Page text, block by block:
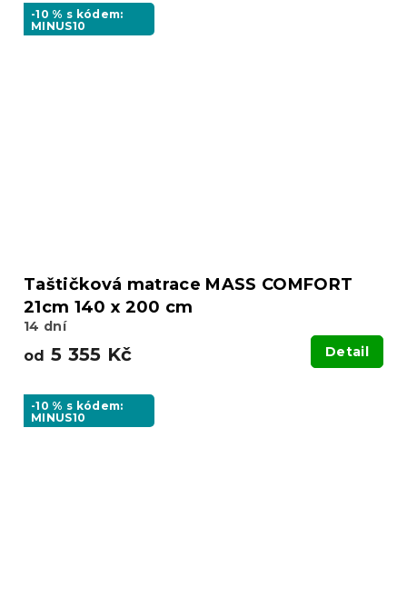
-10 % s kódem:
MINUS10
Taštičková matrace MASS COMFORT
21cm 140 x 200 cm
14 dní
od 5 355 Kč Detail
-10 % s kódem:
MINUS10